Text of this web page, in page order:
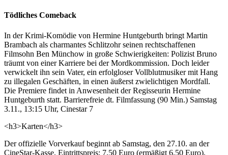
Tödliches Comeback
In der Krimi-Komödie von Hermine Huntgeburth bringt Martin
Brambach als charmantes Schlitzohr seinen rechtschaffenen
Filmsohn Ben Münchow in große Schwierigkeiten: Polizist Bruno
träumt von einer Karriere bei der Mordkommission. Doch leider
verwickelt ihn sein Vater, ein erfolgloser Vollblutmusiker mit Hang
zu illegalen Geschäften, in einen äußerst zwielichtigen Mordfall.
Die Premiere findet in Anwesenheit der Regisseurin Hermine
Huntgeburth statt. Barrierefreie dt. Filmfassung (90 Min.) Samstag
3.11., 13:15 Uhr, Cinestar 7
<h3>Karten</h3>
Der offizielle Vorverkauf beginnt ab Samstag, den 27.10. an der
CineStar-Kasse. Eintrittspreis: 7,50 Euro (ermäßigt 6,50 Euro).